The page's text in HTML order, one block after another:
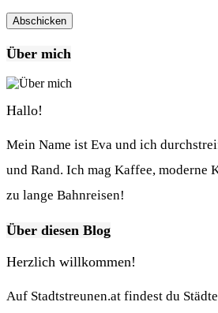
Über mich
Hallo!
Mein Name ist Eva und ich
und Rand. Ich mag Kaffee, moderne
zu lange Bahnreisen!
Über diesen Blog
Herzlich willkommen!
Auf Stadtstreunen.at findest du